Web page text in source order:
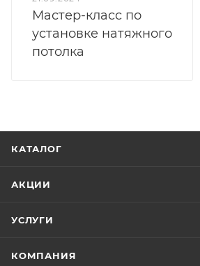
Мастер-класс по
установке натяжного
потолка
КАТАЛОГ
АКЦИИ
УСЛУГИ
КОМПАНИЯ